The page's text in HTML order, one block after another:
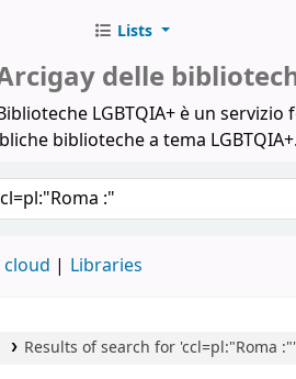
Lists
delle
LGBTQIA+ è un
biblioteche a tema LGBTQIA+.
the catalog
cloud Libraries
Results of search for 'ccl=pl:"Roma :"'